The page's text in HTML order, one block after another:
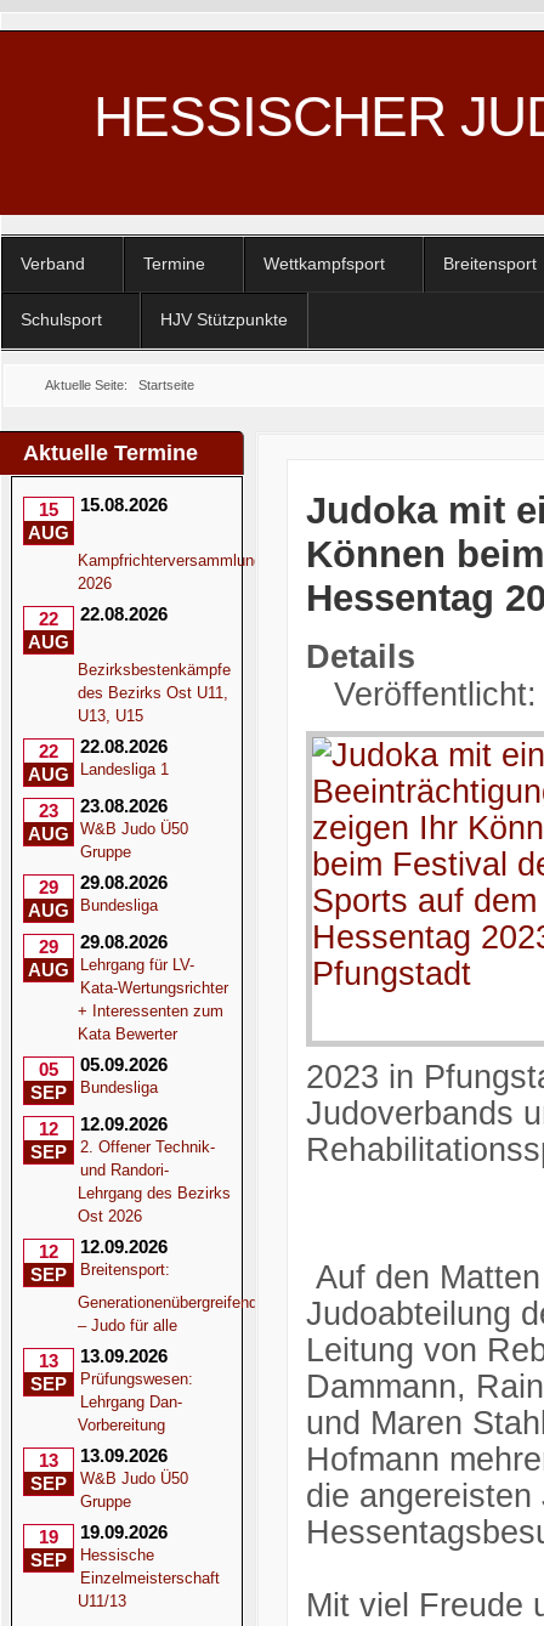
HESSISCHER
Verband Termine Wettkampfsport Breitensport
Schulsport HJV Stützpunkte
Aktuelle Seite: Startseite
Aktuelle Termine
15
AUG
15.08.2026
Kampfrichterversammlung
2026
22
AUG
22.08.2026
Bezirksbestenkämpfe
des Bezirks Ost U11,
U13, U15
22
AUG
22.08.2026
Landesliga 1
23
AUG
23.08.2026
W&B Judo Ü50
Gruppe
29
AUG
29.08.2026
Bundesliga
29
AUG
29.08.2026
Lehrgang für LV-
Kata-Wertungsrichter
+ Interessenten zum
Kata Bewerter
05
SEP
05.09.2026
Bundesliga
12
SEP
12.09.2026
2. Offener Technik-
und Randori-
Lehrgang des Bezirks
Ost 2026
12
SEP
12.09.2026
Breitensport:
Generationenübergreifend
– Judo für alle
13
SEP
13.09.2026
Prüfungswesen:
Lehrgang Dan-
Vorbereitung
13
SEP
13.09.2026
W&B Judo Ü50
Gruppe
19
SEP
19.09.2026
Hessische
Einzelmeisterschaft
U11/13
Judoka mit
Können
Hessentag
Details
2023 in
Judoverbands
Auf den
Judoabteilung
Leitung von
Dammann,
und Maren
Hofmann
die
Mit viel Freude